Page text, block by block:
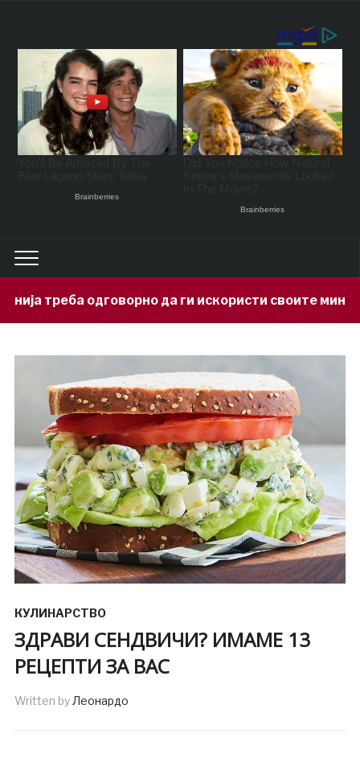
да ги искористи своите минерални богатства
КУЛИНАРСТВО
ЗДРАВИ СЕНДВИЧИ? ИМАМЕ 13
РЕЦЕПТИ ЗА ВАС
Written byЛеонардо